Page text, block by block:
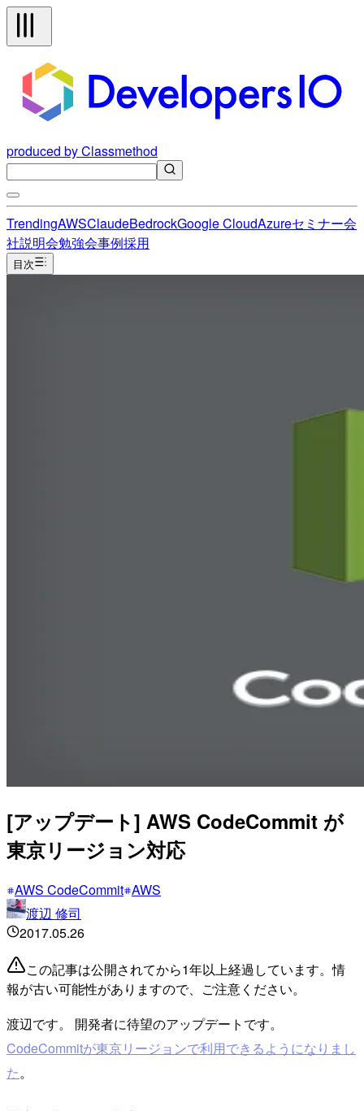
produced by Classmethod
TrendingAWSClaudeBedrockGoogle CloudAzureセミナー会
社説明会勉強会事例採用
目次
[アップデート] AWS CodeCommit が
東京リージョン対応
AWS CodeCommit AWS
渡辺 修司
2017.05.26
この記事は公開されてから1年以上経過しています。情
報が古い可能性がありますので、ご注意ください。
渡辺です。 開発者に待望のアップデートです。
CodeCommitが東京リージョンで利用できるようになりまし
た。